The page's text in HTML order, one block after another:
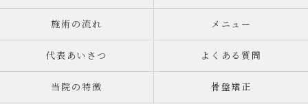
施術の流れ メニュー
代表あいさつ よくある質問
当院の特徴 骨盤矯正